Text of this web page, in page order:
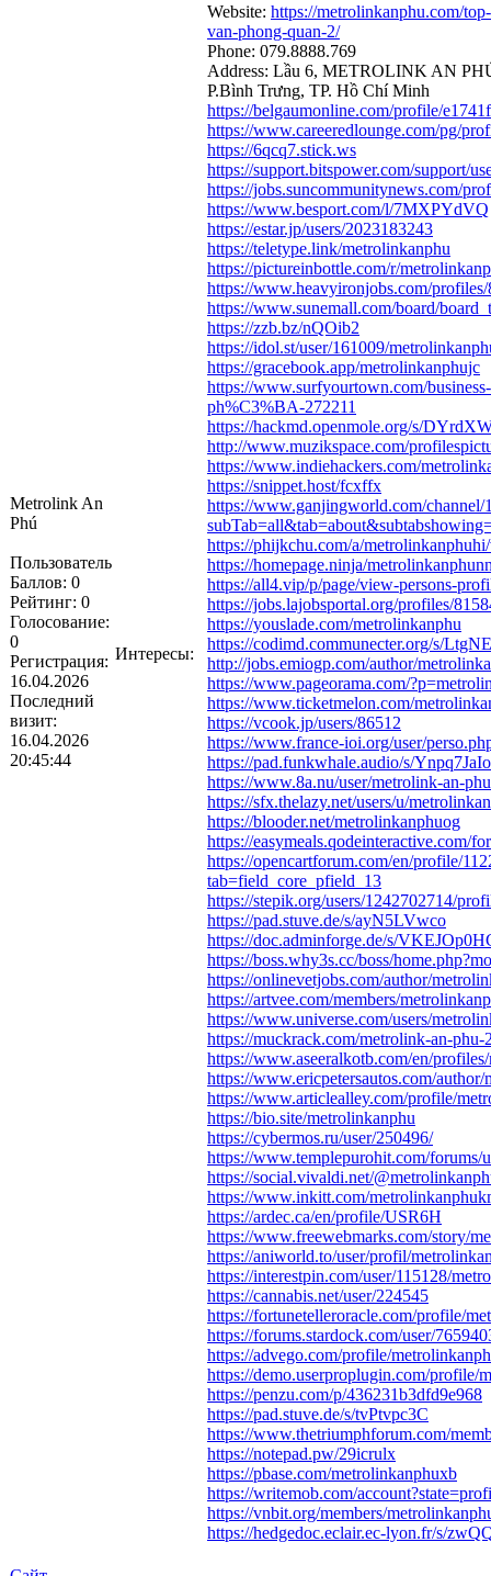
Metrolink An
Phú
Пользователь
Баллов: 0
Рейтинг: 0
Голосование:
0
Регистрация:
16.04.2026
Последний
визит:
16.04.2026
20:45:44
Интересы:
Website: https://metrolinkanphu.com/
van-phong-quan-2/
Phone: 079.8888.769
Address: Lầu 6, METROLINK AN
P.Bình Trưng, TP. Hồ Chí Minh
https://belgaumonline.com/profile/
https://www.careeredlounge.com/pg/
https://6qcq7.stick.ws
https://support.bitspower.com/support/
https://jobs.suncommunitynews.com/
https://www.besport.com/l/7MXPYdVQ
https://estar.jp/users/2023183243
https://teletype.link/metrolinkanphu
https://pictureinbottle.com/r/
https://www.heavyironjobs.com/
https://www.sunemall.com/board/
https://zzb.bz/nQOib2
https://idol.st/user/161009/
https://gracebook.app/metrolinkanphujc
https://www.surfyourtown.com/
ph%C3%BA-272211
https://hackmd.openmole.org/s/
http://www.muzikspace.com/
https://www.indiehackers.com/
https://snippet.host/fcxffx
https://www.ganjingworld.com/
https://phijkchu.com/a/
https://homepage.ninja/
https://all4.vip/p/page/view-persons-
https://jobs.lajobsportal.org/profiles/
https://youslade.com/metrolinkanphu
https://codimd.communecter.org/s/
http://jobs.emiogp.com/author/
https://www.pageorama.com/
https://www.ticketmelon.com/
https://vcook.jp/users/86512
https://www.france-ioi.org/user/
https://pad.funkwhale.audio/s/Ynpq7JaIo
https://www.8a.nu/user/metrolink-an-phu
https://sfx.thelazy.net/users/u/
https://blooder.net/metrolinkanphuog
https://easymeals.qodeinteractive.com/
https://opencartforum.com/en/profile/
tab=field_core_pfield_13
https://stepik.org/users/1242702714/
https://pad.stuve.de/s/ayN5LVwco
https://doc.adminforge.de/s/
https://boss.why3s.cc/boss/
https://onlinevetjobs.com/author/
https://artvee.com/members/
https://www.universe.com/users/
https://muckrack.com/metrolink-an-phu-
https://www.aseeralkotb.com/en/
https://www.ericpetersautos.com/
https://www.articlealley.com/profile/
https://bio.site/metrolinkanphu
https://cybermos.ru/user/250496/
https://www.templepurohit.com/forums/
https://social.vivaldi.net/
https://www.inkitt.com/
https://ardec.ca/en/profile/USR6H
https://www.freewebmarks.com/story/
https://aniworld.to/user/profil/
https://interestpin.com/user/115128/
https://cannabis.net/user/224545
https://fortunetelleroracle.com/profile/
https://forums.stardock.com/user/
https://advego.com/profile/
https://demo.userproplugin.com/profile/
https://penzu.com/p/436231b3dfd9e968
https://pad.stuve.de/s/tvPtvpc3C
https://www.thetriumphforum.com/
https://notepad.pw/29icrulx
https://pbase.com/metrolinkanphuxb
https://writemob.com/
https://vnbit.org/members/
https://hedgedoc.eclair.ec-lyon.fr/s/